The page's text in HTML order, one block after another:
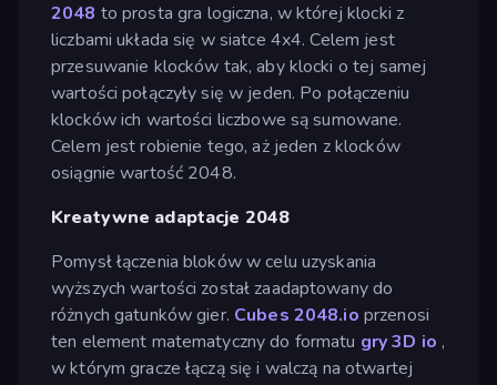
2048 to prosta gra logiczna, w której klocki z
liczbami układa się w siatce 4x4. Celem jest
przesuwanie klocków tak, aby klocki o tej samej
wartości połączyły się w jeden. Po połączeniu
klocków ich wartości liczbowe są sumowane.
Celem jest robienie tego, aż jeden z klocków
osiągnie wartość 2048.
Kreatywne adaptacje 2048
Pomysł łączenia bloków w celu uzyskania
wyższych wartości został zaadaptowany do
różnych gatunków gier. Cubes 2048.io przenosi
ten element matematyczny do formatu gry 3D io ,
w którym gracze łączą się i walczą na otwartej